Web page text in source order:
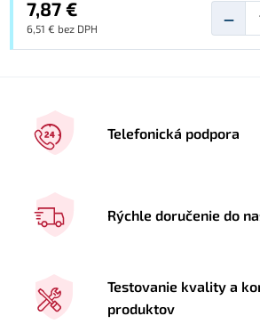
7,87 €
6,51 € bez DPH −
Telefonická podpora
Rýchle doručenie do
Testovanie kvality a
produktov